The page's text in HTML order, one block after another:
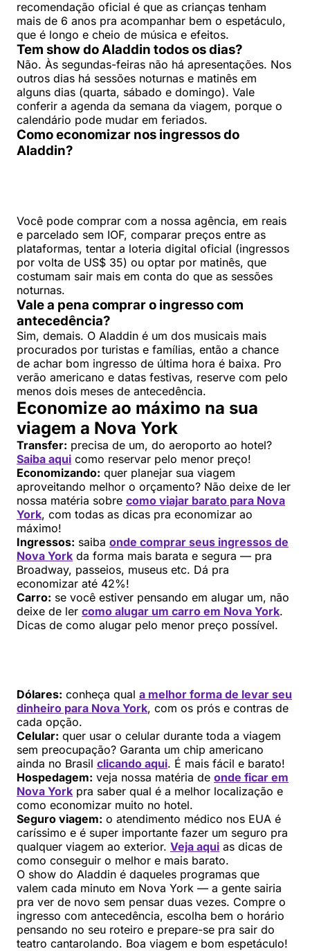
recomendação oficial é que as crianças tenham
mais de 6 anos pra acompanhar bem o espetáculo,
que é longo e cheio de música e efeitos.
Tem show do Aladdin todos os dias?
Não. Às segundas-feiras não há apresentações. Nos
outros dias há sessões noturnas e matinês em
alguns dias (quarta, sábado e domingo). Vale
conferir a agenda da semana da viagem, porque o
calendário pode mudar em feriados.
Como economizar nos ingressos do
Aladdin?
Você pode comprar com a nossa agência, em reais
e parcelado sem IOF, comparar preços entre as
plataformas, tentar a loteria digital oficial (ingressos
por volta de US$ 35) ou optar por matinês, que
costumam sair mais em conta do que as sessões
noturnas.
Vale a pena comprar o ingresso com
antecedência?
Sim, demais. O Aladdin é um dos musicais mais
procurados por turistas e famílias, então a chance
de achar bom ingresso de última hora é baixa. Pro
verão americano e datas festivas, reserve com pelo
menos dois meses de antecedência.
Economize ao máximo na sua
viagem a Nova York
Transfer: precisa de um, do aeroporto ao hotel?
Saiba aqui como reservar pelo menor preço!
Economizando: quer planejar sua viagem
aproveitando melhor o orçamento? Não deixe de ler
nossa matéria sobre como viajar barato para Nova
York, com todas as dicas pra economizar ao
máximo!
Ingressos: saiba onde comprar seus ingressos de
Nova York da forma mais barata e segura — pra
Broadway, passeios, museus etc. Dá pra
economizar até 42%!
Carro: se você estiver pensando em alugar um, não
deixe de ler como alugar um carro em Nova York.
Dicas de como alugar pelo menor preço possível.
Dólares: conheça qual a melhor forma de levar seu
dinheiro para Nova York, com os prós e contras de
cada opção.
Celular: quer usar o celular durante toda a viagem
sem preocupação? Garanta um chip americano
ainda no Brasil clicando aqui. É mais fácil e barato!
Hospedagem: veja nossa matéria de onde ficar em
Nova York pra saber qual é a melhor localização e
como economizar muito no hotel.
Seguro viagem: o atendimento médico nos EUA é
caríssimo e é super importante fazer um seguro pra
qualquer viagem ao exterior. Veja aqui as dicas de
como conseguir o melhor e mais barato.
O show do Aladdin é daqueles programas que
valem cada minuto em Nova York — a gente sairia
pra ver de novo sem pensar duas vezes. Compre o
ingresso com antecedência, escolha bem o horário
pensando no seu roteiro e prepare-se pra sair do
teatro cantarolando. Boa viagem e bom espetáculo!